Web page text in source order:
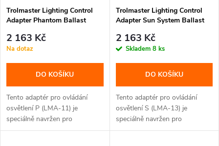
Trolmaster Lighting Control
Adapter Phantom Ballast
2 163 Kč
Na dotaz
DO KOŠÍKU
Tento adaptér pro ovládání
osvětlení P (LMA-11) je
speciálně navržen pro
ovládání...
Trolmaster Lighting Control
Adapter Sun System Ballast
2 163 Kč
Skladem 8 ks
DO KOŠÍKU
Tento adaptér pro ovládání
osvětlení S (LMA-13) je
speciálně navržen pro
ovládání...